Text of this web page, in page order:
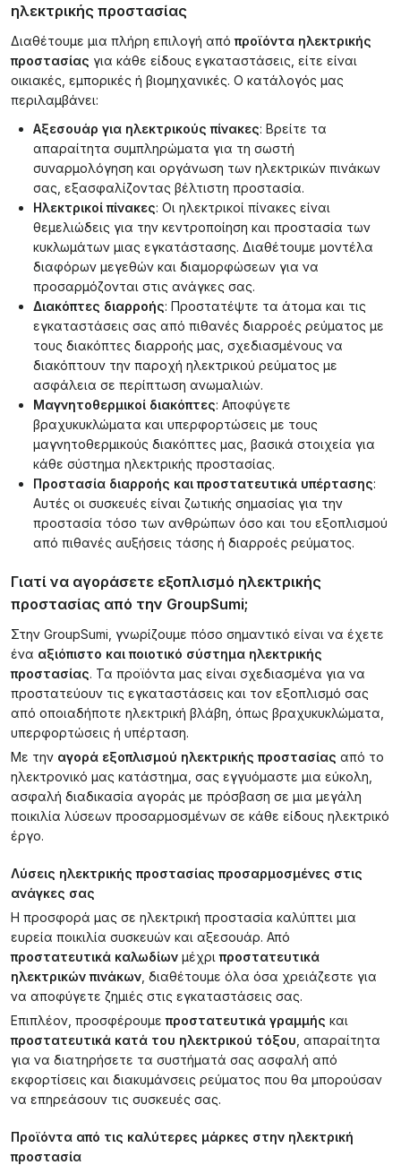
ηλεκτρικής προστασίας
Διαθέτουμε μια πλήρη επιλογή απόπροϊόντα ηλεκτρικής
προστασίας για κάθε είδους εγκαταστάσεις, είτε είναι
οικιακές, εμπορικές ή βιομηχανικές. Ο κατάλογός μας
περιλαμβάνει:
Αξεσουάρ για ηλεκτρικούς πίνακες: Βρείτε τα
απαραίτητα συμπληρώματα για τη σωστή
συναρμολόγηση και οργάνωση των ηλεκτρικών πινάκων
σας, εξασφαλίζοντας βέλτιστη προστασία.
Ηλεκτρικοί πίνακες: Οι ηλεκτρικοί πίνακες είναι
θεμελιώδεις για την κεντροποίηση και προστασία των
κυκλωμάτων μιας εγκατάστασης. Διαθέτουμε μοντέλα
διαφόρων μεγεθών και διαμορφώσεων για να
προσαρμόζονται στις ανάγκες σας.
Διακόπτες διαρροής: Προστατέψτε τα άτομα και τις
εγκαταστάσεις σας από πιθανές διαρροές ρεύματος με
τους διακόπτες διαρροής μας, σχεδιασμένους να
διακόπτουν την παροχή ηλεκτρικού ρεύματος με
ασφάλεια σε περίπτωση ανωμαλιών.
Μαγνητοθερμικοί διακόπτες: Αποφύγετε
βραχυκυκλώματα και υπερφορτώσεις με τους
μαγνητοθερμικούς διακόπτες μας, βασικά στοιχεία για
κάθε σύστημα ηλεκτρικής προστασίας.
Προστασία διαρροής και προστατευτικά υπέρτασης:
Αυτές οι συσκευές είναι ζωτικής σημασίας για την
προστασία τόσο των ανθρώπων όσο και του εξοπλισμού
από πιθανές αυξήσεις τάσης ή διαρροές ρεύματος.
Γιατί να αγοράσετε εξοπλισμό ηλεκτρικής
προστασίας από την GroupSumi;
Στην GroupSumi, γνωρίζουμε πόσο σημαντικό είναι να έχετε
ένα αξιόπιστο και ποιοτικό σύστημα ηλεκτρικής
προστασίας. Τα προϊόντα μας είναι σχεδιασμένα για να
προστατεύουν τις εγκαταστάσεις και τον εξοπλισμό σας
από οποιαδήποτε ηλεκτρική βλάβη, όπως βραχυκυκλώματα,
υπερφορτώσεις ή υπέρταση.
Με την αγορά εξοπλισμού ηλεκτρικής προστασίας από το
ηλεκτρονικό μας κατάστημα, σας εγγυόμαστε μια εύκολη,
ασφαλή διαδικασία αγοράς με πρόσβαση σε μια μεγάλη
ποικιλία λύσεων προσαρμοσμένων σε κάθε είδους ηλεκτρικό
έργο.
Λύσεις ηλεκτρικής προστασίας προσαρμοσμένες στις
ανάγκες σας
Η προσφορά μας σε ηλεκτρική προστασία καλύπτει μια
ευρεία ποικιλία συσκευών και αξεσουάρ. Από
προστατευτικά καλωδίων μέχριπροστατευτικά
ηλεκτρικών πινάκων , διαθέτουμε όλα όσα χρειάζεστε για
να αποφύγετε ζημιές στις εγκαταστάσεις σας.
Επιπλέον, προσφέρουμεπροστατευτικά γραμμής και
προστατευτικά κατά του ηλεκτρικού τόξου , απαραίτητα
για να διατηρήσετε τα συστήματά σας ασφαλή από
εκφορτίσεις και διακυμάνσεις ρεύματος που θα μπορούσαν
να επηρεάσουν τις συσκευές σας.
Προϊόντα από τις καλύτερες μάρκες στην ηλεκτρική
προστασία